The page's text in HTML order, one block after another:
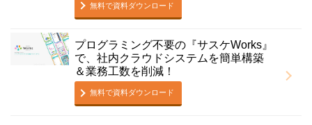
無料で資料ダウンロード
プログラミング不要の『サスケWorks』
で、社内クラウドシステムを簡単構築
＆業務工数を削減！
無料で資料ダウンロード